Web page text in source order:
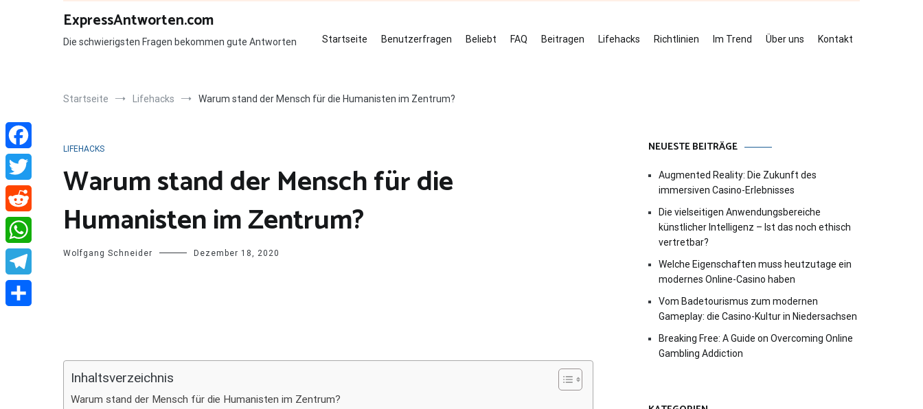
ExpressAntworten.com
Die schwierigsten Fragen bekommen gute Antworten Startseite Benutzerfragen Beliebt FAQ Beitragen Lifehacks Richtlinien Im Trend Über uns Kontakt
Startseite Lifehacks Warum stand der Mensch für die Humanisten im Zentrum?
LIFEHACKS
Warum stand der Mensch für die
Humanisten im Zentrum?
Wolfgang Schneider Dezember 18, 2020
Inhaltsverzeichnis
Warum stand der Mensch für die Humanisten im Zentrum?
NEUESTE BEITRÄGE
Augmented Reality: Die Zukunft des
immersiven Casino-Erlebnisses
Die vielseitigen Anwendungsbereiche
künstlicher Intelligenz – Ist das noch ethisch
vertretbar?
Welche Eigenschaften muss heutzutage ein
modernes Online-Casino haben
Vom Badetourismus zum modernen
Gameplay: die Casino-Kultur in Niedersachsen
Breaking Free: A Guide on Overcoming Online
Gambling Addiction
Facebook
Twitter
Reddit
WhatsApp
Telegram